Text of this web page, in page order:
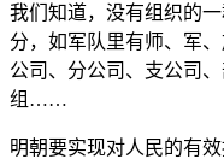
我们知道，没有组织的
分，如军队里有师、军
公司、分公司、支公司
组……
明朝要实现对人民的有